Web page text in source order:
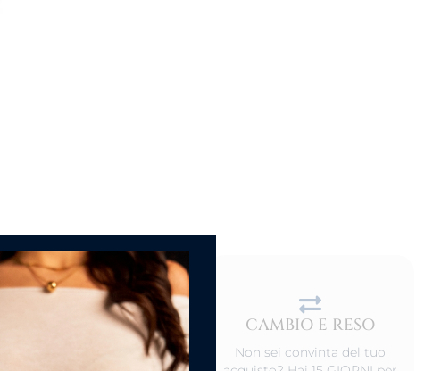
DEL PRODOTTO
Quando non indossati,
CAMBIO E RESO
Non sei convinta del tuo